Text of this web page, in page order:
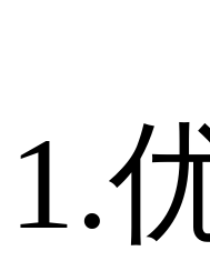
1.